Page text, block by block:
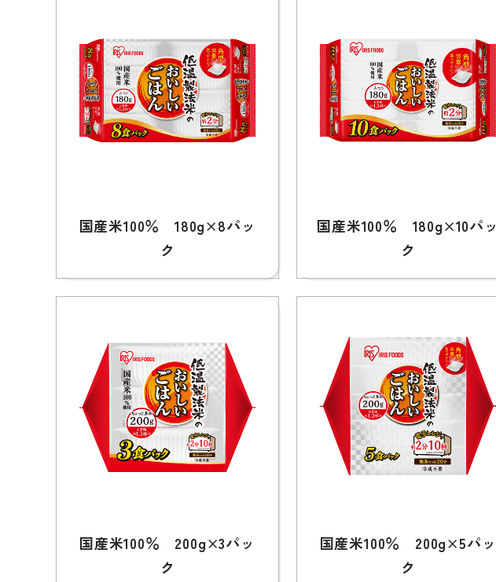
国産米100％ 180g×8パッ
ク
国産米100％ 180g×10パッ
ク
国産米100％ 200g×3パッ
ク
国産米100％ 200g×5パッ
ク